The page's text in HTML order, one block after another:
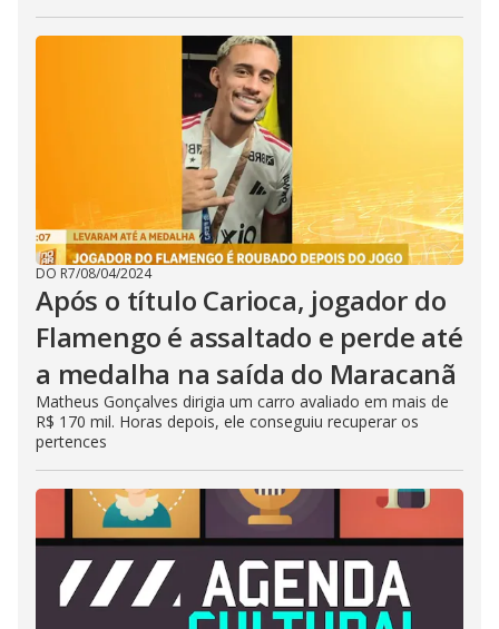
DO R7/08/04/2024
Após o título Carioca, jogador do
Flamengo é assaltado e perde até
a medalha na saída do Maracanã
Matheus Gonçalves dirigia um carro avaliado em mais de
R$ 170 mil. Horas depois, ele conseguiu recuperar os
pertences